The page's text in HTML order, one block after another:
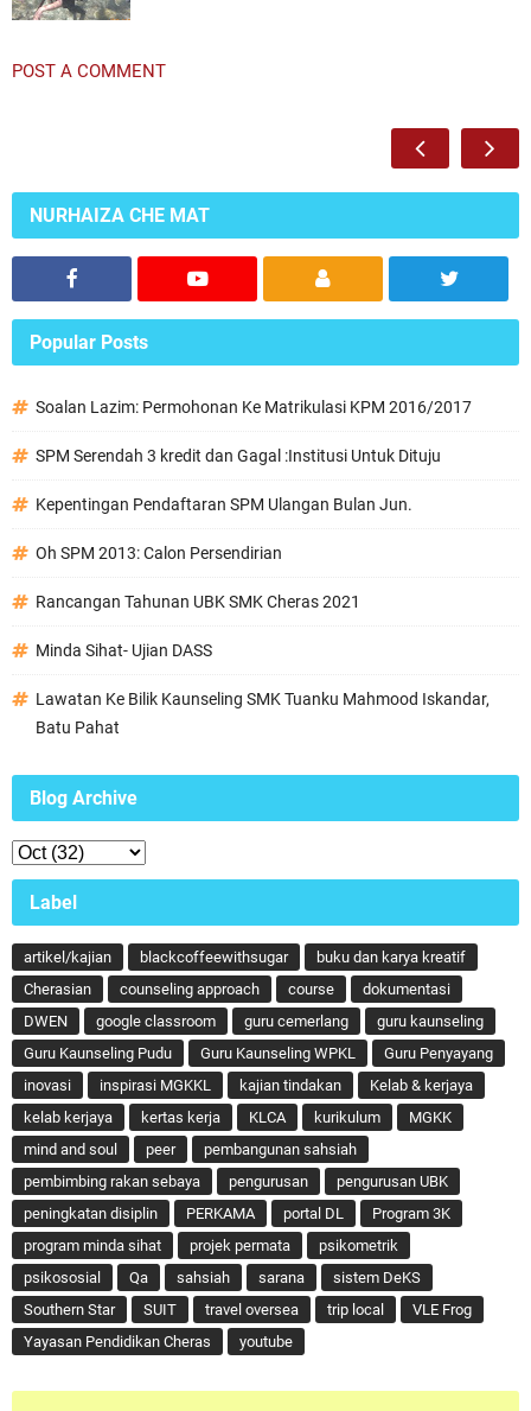
POST A COMMENT
NURHAIZA CHE MAT
Popular Posts
Soalan Lazim: Permohonan Ke Matrikulasi KPM 2016/2017
SPM Serendah 3 kredit dan Gagal :Institusi Untuk Dituju
Kepentingan Pendaftaran SPM Ulangan Bulan Jun.
Oh SPM 2013: Calon Persendirian
Rancangan Tahunan UBK SMK Cheras 2021
Minda Sihat- Ujian DASS
Lawatan Ke Bilik Kaunseling SMK Tuanku Mahmood Iskandar,
Batu Pahat
Blog Archive
Label
artikel/kajian blackcoffeewithsugar
buku dan karya kreatif
Cherasian
counseling approach course
dokumentasi
DWEN
google classroom guru cemerlang
guru kaunseling
Guru Kaunseling Pudu
Guru Kaunseling WPKL
Guru Penyayang
inovasi
inspirasi MGKKL kajian tindakan
Kelab & kerjaya
kelab kerjaya
kertas kerja KLCA kurikulum
MGKK
mind and soul
peer
pembangunan sahsiah
pembimbing rakan sebaya
pengurusan
pengurusan UBK
peningkatan disiplin
PERKAMA portal DL
Program 3K
program minda sihat
projek permata
psikometrik
psikososial
Qa sahsiah sarana
sistem DeKS
Southern Star
SUIT travel oversea trip local
VLE Frog
Yayasan Pendidikan Cheras
youtube